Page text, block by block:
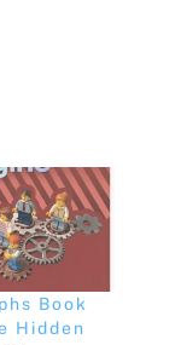
Book
Hidden